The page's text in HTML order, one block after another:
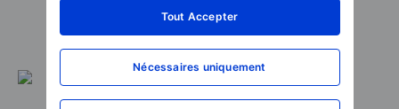
Tout Accepter
Nécessaires uniquement